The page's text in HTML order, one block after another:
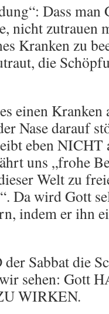
Dass man
nicht zutrauen
Kranken zu
die
einen Kranken
Nase darauf
eben
uns „frohe
Welt zu
Da wird Gott
indem er ihn
Sabbat die
sehen: Gott
WIRKEN.